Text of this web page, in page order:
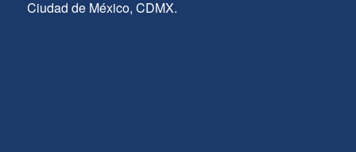
Ciudad de México, CDMX.